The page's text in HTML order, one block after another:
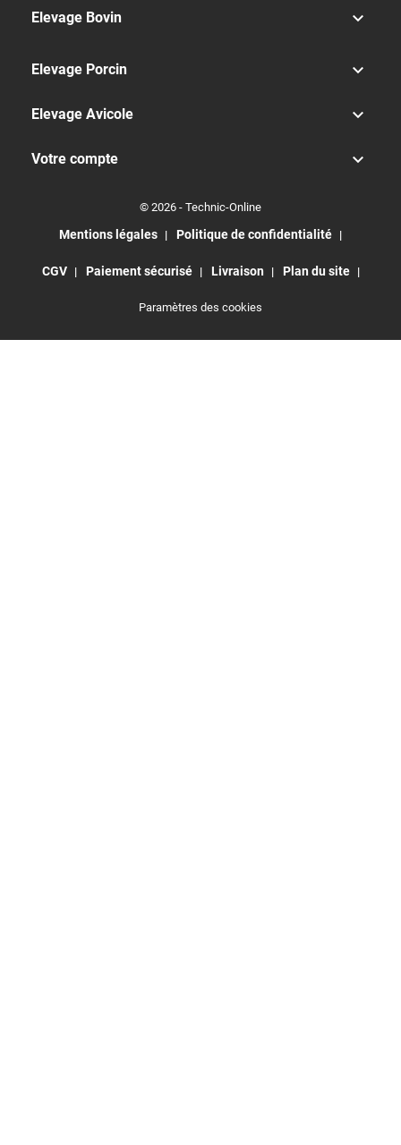
Elevage Bovin 
Elevage Porcin 
Elevage Avicole 
Votre compte 
© 2026 - Technic-Online
Mentions légales Politique de confidentialité
CGV Paiement sécurisé Livraison Plan du site
Paramètres des cookies